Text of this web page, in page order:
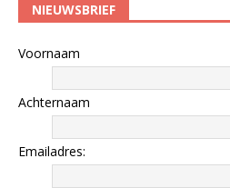
NIEUWSBRIEF
Voornaam
Achternaam
Emailadres: